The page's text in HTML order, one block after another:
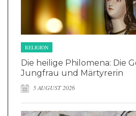
RELIGION
Die heilige Philomena: Die
Jungfrau und Märtyrerin
5 AUGUST 2026